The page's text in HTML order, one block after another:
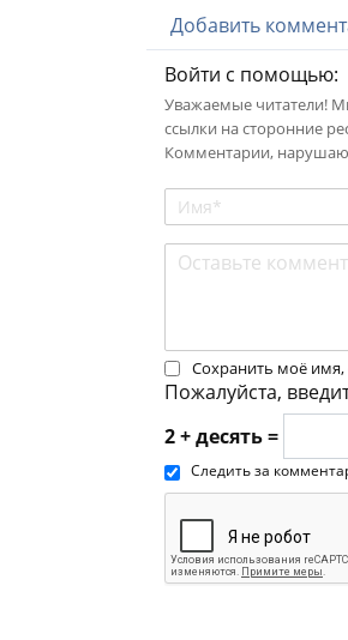
Добавить
Войти с помощью:
Уважаемые читатели!
ссылки на сторонние
Комментарии,
Сохранить моё имя,
Пожалуйста,
2 + десять =
Следить за